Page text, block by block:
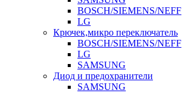
BOSCH/SIEMENS/NEFF
LG
Крючек,микро переключатель
BOSCH/SIEMENS/NEFF
LG
SAMSUNG
Диод и предохранители
SAMSUNG